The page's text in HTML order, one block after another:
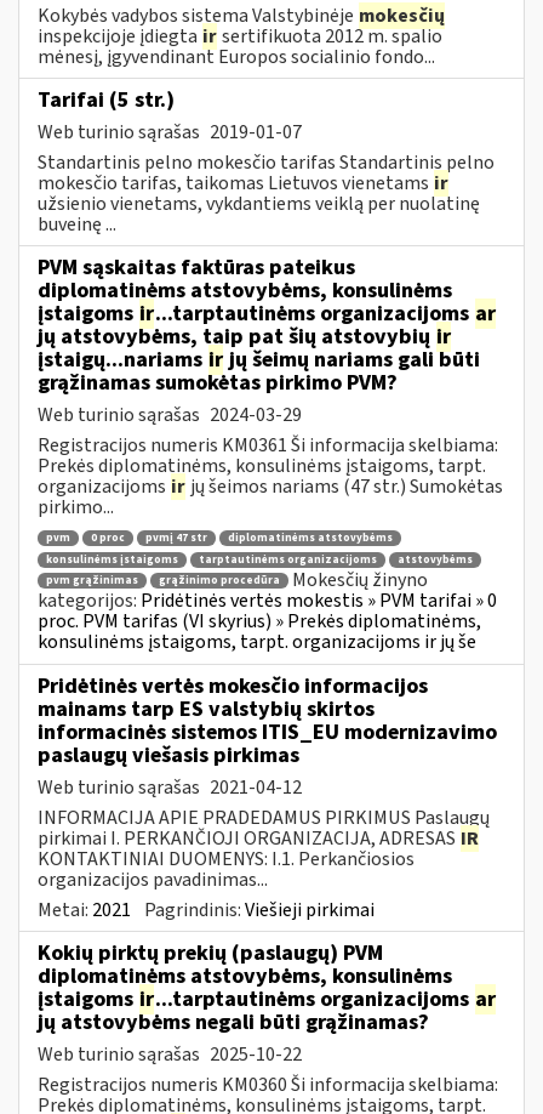
Kokybės vadybos sistema Valstybinėje mokesčių
inspekcijoje įdiegta irsertifikuota 2012 m. spalio
mėnesį, įgyvendinant Europos socialinio fondo...
Tarifai (5 str.)
Web turinio sąrašas 2019-01-07
Standartinis pelno mokesčio tarifas Standartinis pelno
mokesčio tarifas, taikomas Lietuvos vienetams ir
užsienio vienetams, vykdantiems veiklą per nuolatinę
buveinę ...
PVM sąskaitas faktūras pateikus
diplomatinėms atstovybėms, konsulinėms
įstaigoms ir...tarptautinėms organizacijoms ar
jų atstovybėms, taip pat šių atstovybių ir
įstaigų...nariams irjų šeimų nariams gali būti
grąžinamas sumokėtas pirkimo PVM?
Web turinio sąrašas 2024-03-29
Registracijos numeris KM0361 Ši informacija skelbiama:
Prekės diplomatinėms, konsulinėms įstaigoms, tarpt.
organizacijoms ir jų šeimos nariams (47 str.) Sumokėtas
pirkimo...
pvm 0 proc pvmį 47 str
diplomatinėms atstovybėms
konsulinėms įstaigoms
tarptautinėms organizacijoms
atstovybėms
pvm grąžinimas
grąžinimo procedūra
Mokesčių žinyno
kategorijos: Pridėtinės vertės mokestis » PVM tarifai » 0
proc. PVM tarifas (VI skyrius) » Prekės diplomatinėms,
konsulinėms įstaigoms, tarpt. organizacijoms ir jų še
Pridėtinės vertės mokesčio informacijos
mainams tarp ES valstybių skirtos
informacinės sistemos ITIS_EU modernizavimo
paslaugų viešasis pirkimas
Web turinio sąrašas 2021-04-12
INFORMACIJA APIE PRADEDAMUS PIRKIMUS Paslaugų
pirkimai I. PERKANČIOJI ORGANIZACIJA, ADRESAS IR
KONTAKTINIAI DUOMENYS: I.1. Perkančiosios
organizacijos pavadinimas...
Metai: 2021 Pagrindinis:Viešieji pirkimai
Kokių pirktų prekių (paslaugų) PVM
diplomatinėms atstovybėms, konsulinėms
įstaigoms ir...tarptautinėms organizacijoms ar
jų atstovybėms negali būti grąžinamas?
Web turinio sąrašas 2025-10-22
Registracijos numeris KM0360 Ši informacija skelbiama:
Prekės diplomatinėms, konsulinėms įstaigoms, tarpt.